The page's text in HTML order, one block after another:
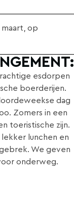
maart, op
esdorpen
boerderijen.
dag
Zomers in een
toeristische zijn.
lunchen en
We geven
onderweg.